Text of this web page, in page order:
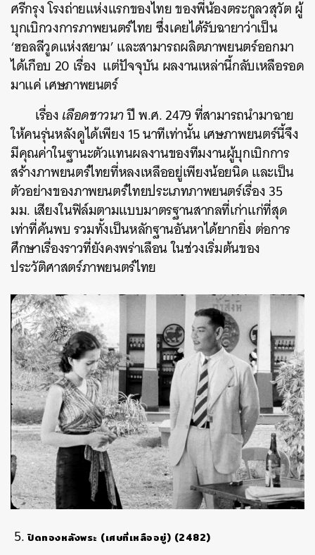
ศรีกรุง โรงถ่ายแห่งแรกของไทย ของพี่น้องตระกูลวสุวัต ผู้
บุกเบิกวงการภาพยนตร์ไทย ซึ่งเคยได้รับฉายาว่าเป็น
‘ฮอลลีวูดแห่งสยาม’ และสามารถผลิตภาพยนตร์ออกมา
ได้เกือบ 20 เรื่อง แต่ปัจจุบัน ผลงานเหล่านี้กลับเหลือรอด
มาแค่ เศษภาพยนตร์
เรื่องเลือดชาวนาปี พ.ศ. 2479 ที่สามารถนำมาฉาย
ให้คนรุ่นหลังดูได้เพียง 15 นาทีเท่านั้น เศษภาพยนตร์นี้จึง
มีคุณค่าในฐานะตัวแทนผลงานของทีมงานผู้บุกเบิกการ
สร้างภาพยนตร์ไทยที่หลงเหลืออยู่เพียงน้อยนิด และเป็น
ตัวอย่างของภาพยนตร์ไทยประเภทภาพยนตร์เรื่อง 35
มม. เสียงในฟิล์มตามแบบมาตรฐานสากลที่เก่าแก่ที่สุด
เท่าที่ค้นพบ รวมทั้งเป็นหลักฐานอันหาได้ยากยิ่ง ต่อการ
ศึกษาเรื่องราวที่ยังคงพร่าเลือน ในช่วงเริ่มต้นของ
ประวัติศาสตร์ภาพยนตร์ไทย
ปิดทองหลังพระ (เศษที่เหลืออยู่) (2482)